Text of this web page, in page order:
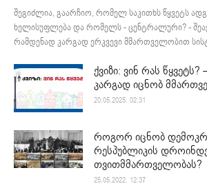
შეგიძლია, გაარჩიო, რომელ საკითხს წყვეტს
ხელისუფლება და რომელს - ცენტრალური? -
რამდენად კარგად ერკვევი მმართველობით
ქვიზი: ვინ რას
კარგად იცნობ
20.05.2025. 02:31
როგორ იცნობ
რესპუბლიკის
თვითმმართველობას?
25.05.2022. 12:37